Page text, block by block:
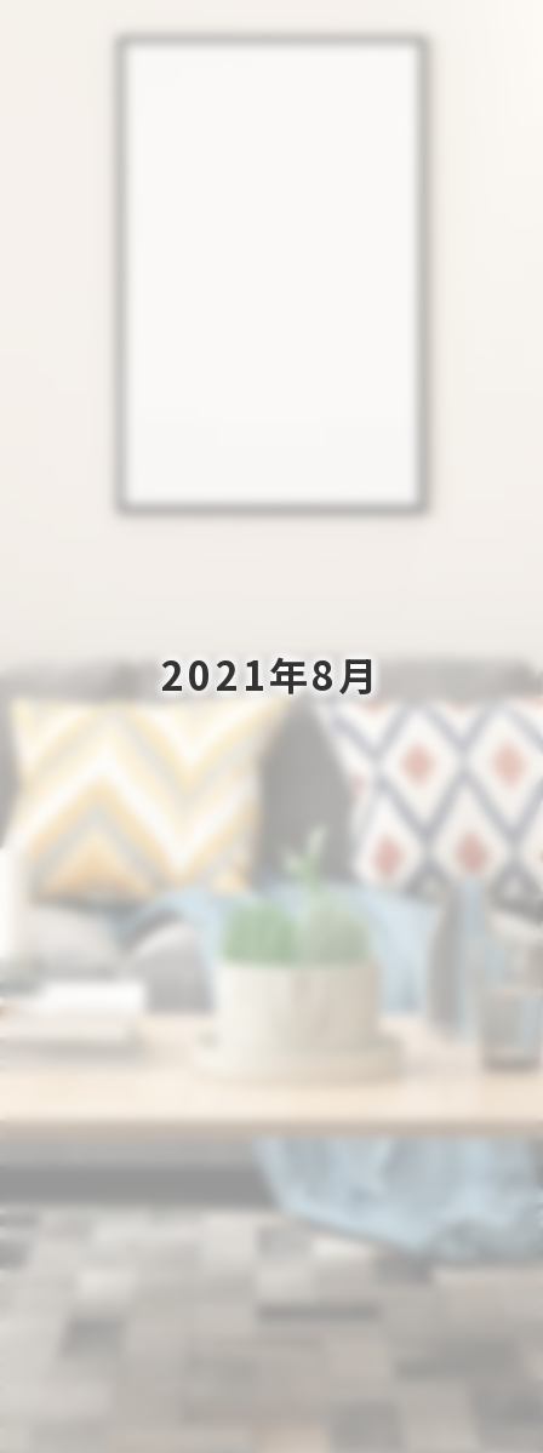
2021年8月